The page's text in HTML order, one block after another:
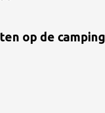
op de camping